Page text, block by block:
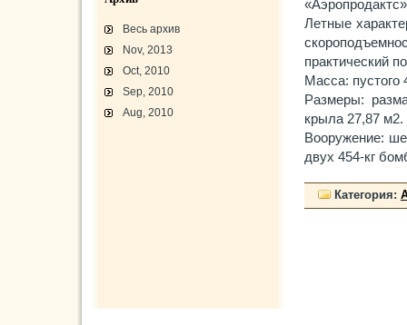
Летные
практический
Масса: пустого
Размеры:
крыла 27,87 м2.
Вооружение:
двух 454-кг
Категория:
Весь архив
Nov, 2013
Oct, 2010
Sep, 2010
Aug, 2010